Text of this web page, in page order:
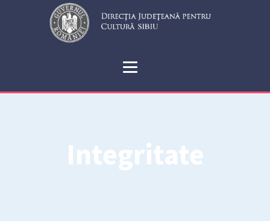
Integritate